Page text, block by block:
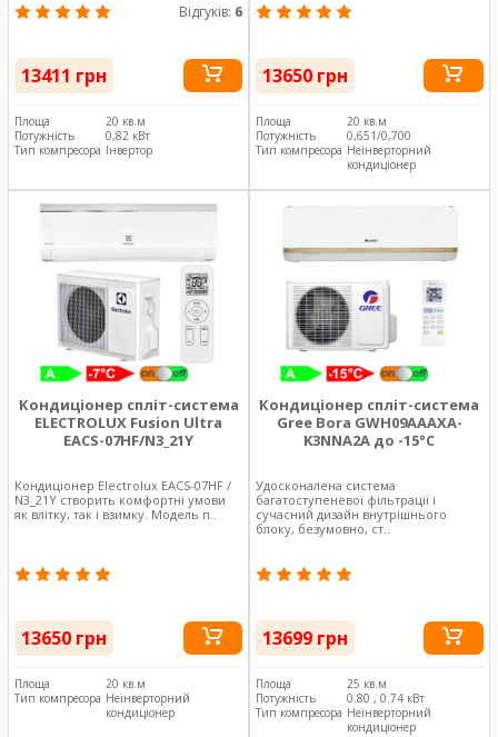
Відгуків: 6
13411 грн
Площа
20 кв.м
Потужність
0,82 кВт
Тип компресора Інвертор
13650 грн
Площа
20 кв.м
Потужність
0,651/0,700
Тип компресора Неінверторний
кондиціонер
Кондиціонер спліт-система
ELECTROLUX Fusion Ultra
EACS-07HF/N3_21Y
Кондиціонер Electrolux EACS-07HF /
N3_21Y створить комфортні умови
як влітку, так і взимку. Модель п..
13650 грн
Площа
20 кв.м
Тип компресора Неінверторний
кондиціонер
Кондиціонер спліт-система
Gree Bora GWH09AAAXA-
K3NNA2A до -15°C
Удосконалена система
багатоступеневої фільтрації і
сучасний дизайн внутрішнього
блоку, безумовно, ст..
13699 грн
Площа
25 кв.м
Потужність
0.80 , 0.74 кВт
Тип компресора Неінверторний
кондиціонер